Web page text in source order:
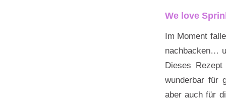
We love
Im Moment
nachbacken…
Dieses
wunderbar für
aber auch für